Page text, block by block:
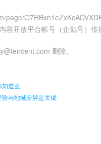
page/
容开放平台帐号（企鹅号）
删除。
知道么
与地域差异是关键